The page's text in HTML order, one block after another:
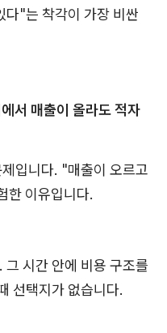
다"는 착각이 가장 비싼
서 매출이 올라도 적자
입니다. "매출이 오르고
한 이유입니다.
시간 안에 비용 구조를
선택지가 없습니다.